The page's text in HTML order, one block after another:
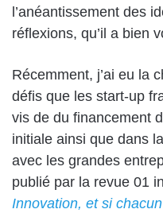
l’anéantissement des
réflexions, qu’il a bien
Récemment, j’ai eu la
défis que les start-up
vis de du financement
initiale ainsi que dans
avec les grandes
publié par la revue 01
Innovation, et si